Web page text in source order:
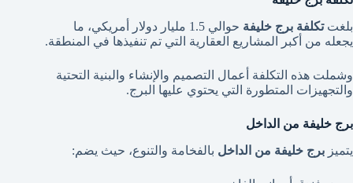
بلغتتكلفة برج خليفة
حوالي 1.5 مليار دولار أمريكي، ما
يجعله من أكبر المشاريع العقارية التي تم تنفيذها في المنطقة.
وشملت هذه التكلفة أعمال التصميم والإنشاء والبنية التحتية
والتجهيزات المتطورة التي يحتوي عليها البرج.
برج خليفة من الداخل
يتميز برج خليفة من الداخل بالفخامة والتنوع، حيث يضم: